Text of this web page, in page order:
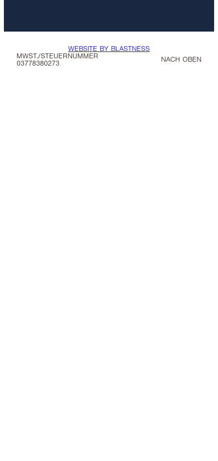
MWST./STEUERNUMMER
03778380273
WEBSITE BY BLASTNESS
NACH OBEN